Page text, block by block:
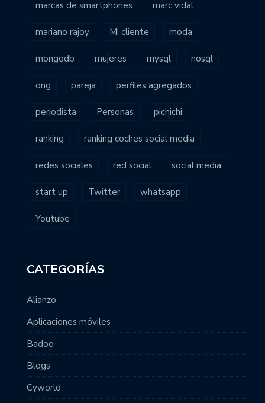
marcas de smartphones marc vidal
mariano rajoy Mi cliente moda
mongodb mujeres mysql nosql
ong pareja perfiles agregados
periodista Personas pichichi
ranking ranking coches social media
redes sociales red social social media
start up Twitter whatsapp
Youtube
CATEGORÍAS
Alianzo
Aplicaciones móviles
Badoo
Blogs
Cyworld